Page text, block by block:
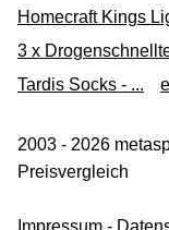
Homecraft Kings
3 x
Tardis Socks - ...
2003 - 2026
Preisvergleich